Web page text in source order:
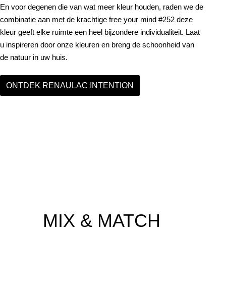
En voor degenen die van wat meer kleur houden, raden we de
combinatie aan met de krachtige free your mind #252 deze
kleur geeft elke ruimte een heel bijzondere individualiteit. Laat
u inspireren door onze kleuren en breng de schoonheid van
de natuur in uw huis.
ONTDEK RENAULAC INTENTION
MIX & MATCH